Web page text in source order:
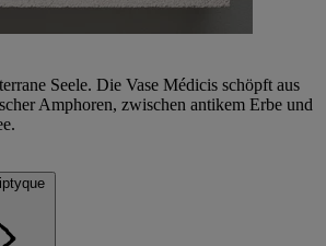
Seele. Die Vase Médicis schöpft aus
Amphoren, zwischen antikem Erbe und